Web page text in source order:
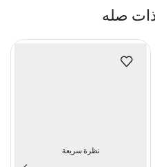
صله
نظرة سريعة